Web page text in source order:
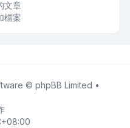
文章
檔案
© phpBB Limited •